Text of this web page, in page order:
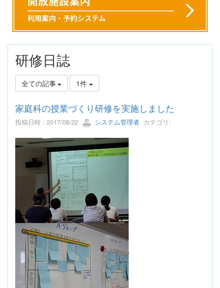
研修日誌
全ての記事 1件
家庭科の授業づくり研修を実施しました
投稿日時 : 2017/08/22 システム管理者 カテゴリ: